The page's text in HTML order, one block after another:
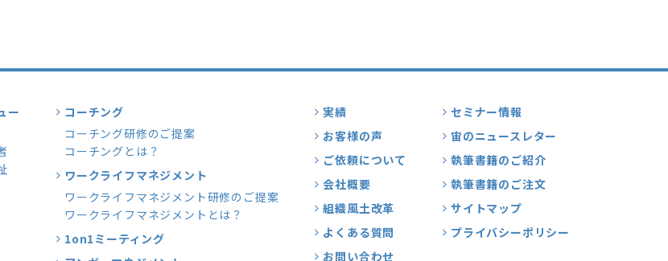
ー
コーチング
コーチング研修のご提案
コーチングとは？
ワークライフマネジメント
ワークライフマネジメント研修のご提案
ワークライフマネジメントとは？
1on1ミーティング
実績
お客様の声
ご依頼について
会社概要
組織風土改革
よくある質問
お問い合わせ
セミナー情報
宙のニュースレター
執筆書籍のご紹介
執筆書籍のご注文
サイトマップ
プライバシーポリシー